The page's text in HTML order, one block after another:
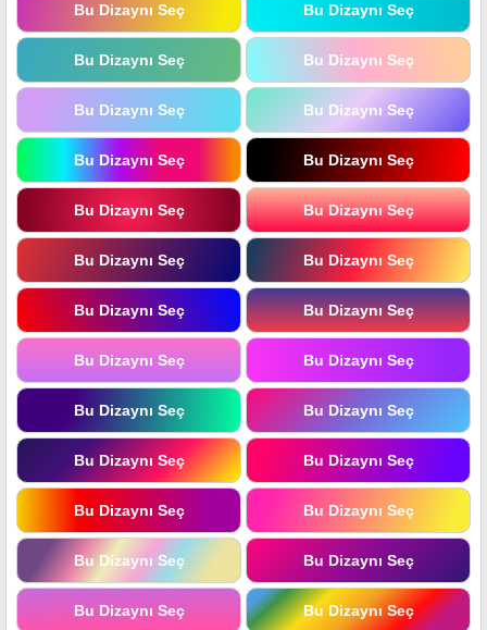
Bu Dizaynı Seç Bu Dizaynı Seç
Bu Dizaynı Seç Bu Dizaynı Seç
Bu Dizaynı Seç Bu Dizaynı Seç
Bu Dizaynı Seç Bu Dizaynı Seç
Bu Dizaynı Seç Bu Dizaynı Seç
Bu Dizaynı Seç Bu Dizaynı Seç
Bu Dizaynı Seç Bu Dizaynı Seç
Bu Dizaynı Seç Bu Dizaynı Seç
Bu Dizaynı Seç Bu Dizaynı Seç
Bu Dizaynı Seç Bu Dizaynı Seç
Bu Dizaynı Seç Bu Dizaynı Seç
Bu Dizaynı Seç Bu Dizaynı Seç
Bu Dizaynı Seç Bu Dizaynı Seç